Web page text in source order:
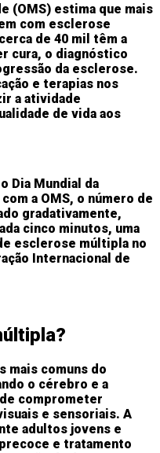
(OMS) estima que mais
com esclerose
de 40 mil têm a
cura, o diagnóstico
da esclerose.
e terapias nos
a atividade
de vida aos
Dia Mundial da
a OMS, o número de
gradativamente,
cinco minutos, uma
esclerose múltipla no
Internacional de
mais comuns do
o cérebro e a
comprometer
e sensoriais. A
adultos jovens e
e tratamento